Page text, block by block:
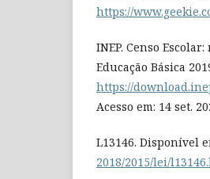
https://
INEP. Censo
Educação Básica
https://
Acesso em: 14 set.
L13146. Disponível
2018/2015/lei/